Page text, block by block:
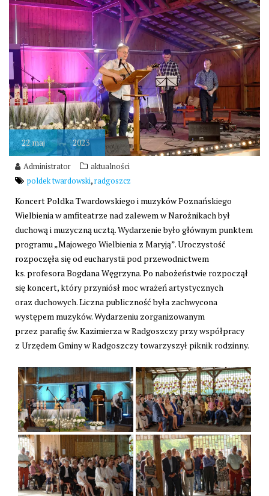
22maj 2023
Administrator
aktualności
poldek twardowski,radgoszcz
Koncert Poldka Twardowskiego i muzyków Poznańskiego
Wielbienia w amfiteatrze nad zalewem w Narożnikach był
duchową i muzyczną ucztą. Wydarzenie było głównym punktem
programu „Majowego Wielbienia z Maryją”. Uroczystość
rozpoczęła się od eucharystii pod przewodnictwem
ks. profesora Bogdana Węgrzyna. Po nabożeństwie rozpoczął
się koncert, który przyniósł moc wrażeń artystycznych
oraz duchowych. Liczna publiczność była zachwycona
występem muzyków. Wydarzeniu zorganizowanym
przez parafię św. Kazimierza w Radgoszczy przy współpracy
z Urzędem Gminy w Radgoszczy towarzyszył piknik rodzinny.